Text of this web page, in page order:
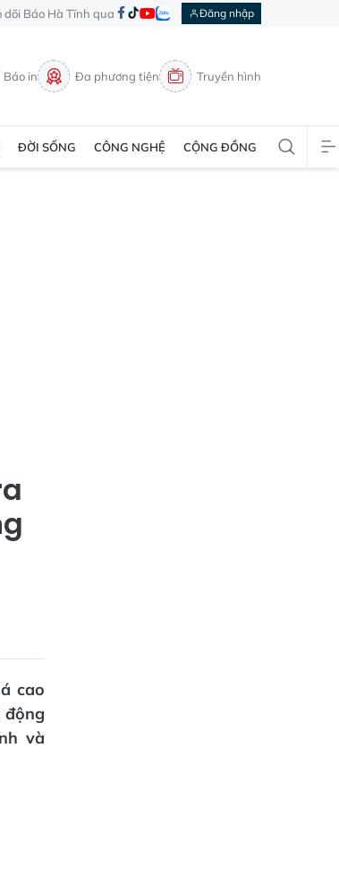
dõi Báo Hà Tĩnh qua Đăng nhập
Báo in Đa phương tiện Truyền hình
ĐỜI SỐNG CÔNG NGHỆ CỘNG ĐỒNG
cao
và